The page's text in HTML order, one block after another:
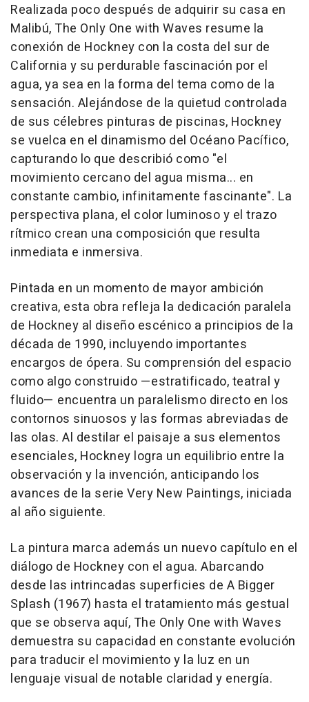
Realizada poco después de adquirir su casa en
Malibú, The Only One with Waves resume la
conexión de Hockney con la costa del sur de
California y su perdurable fascinación por el
agua, ya sea en la forma del tema como de la
sensación. Alejándose de la quietud controlada
de sus célebres pinturas de piscinas, Hockney
se vuelca en el dinamismo del Océano Pacífico,
capturando lo que describió como "el
movimiento cercano del agua misma... en
constante cambio, infinitamente fascinante". La
perspectiva plana, el color luminoso y el trazo
rítmico crean una composición que resulta
inmediata e inmersiva.
Pintada en un momento de mayor ambición
creativa, esta obra refleja la dedicación paralela
de Hockney al diseño escénico a principios de la
década de 1990, incluyendo importantes
encargos de ópera. Su comprensión del espacio
como algo construido —estratificado, teatral y
fluido— encuentra un paralelismo directo en los
contornos sinuosos y las formas abreviadas de
las olas. Al destilar el paisaje a sus elementos
esenciales, Hockney logra un equilibrio entre la
observación y la invención, anticipando los
avances de la serie Very New Paintings, iniciada
al año siguiente.
La pintura marca además un nuevo capítulo en el
diálogo de Hockney con el agua. Abarcando
desde las intrincadas superficies de A Bigger
Splash (1967) hasta el tratamiento más gestual
que se observa aquí, The Only One with Waves
demuestra su capacidad en constante evolución
para traducir el movimiento y la luz en un
lenguaje visual de notable claridad y energía.